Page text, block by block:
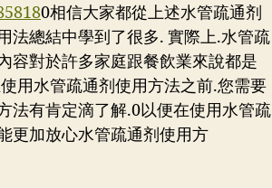
0相信大家都從上述水管疏通剂
法總結中學到了很多. 實際上.水管疏
容對於許多家庭跟餐飲業來說都是
用水管疏通剂使用方法之前.您需要
法有肯定滴了解.0以便在使用水管疏
更加放心水管疏通剂使用方